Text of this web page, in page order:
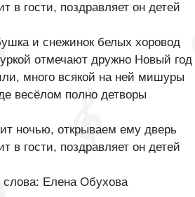
в гости, поздравляет он детей
и снежинок белых хоровод
отмечают дружно Новый год
много всякой на ней мишуры
весёлом полно детворы
ночью, открываем ему дверь
в гости, поздравляет он детей
Елена Обухова